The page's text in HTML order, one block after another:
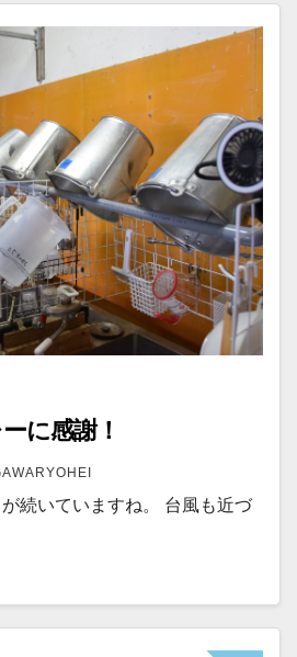
に感謝！
続いていますね。 台風も近づ